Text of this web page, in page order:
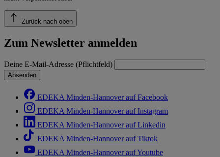
Zurück nach oben
Zum Newsletter anmelden
Deine E-Mail-Adresse (Pflichtfeld)
Absenden
EDEKA Minden-Hannover auf Facebook
EDEKA Minden-Hannover auf Instagram
EDEKA Minden-Hannover auf Linkedin
EDEKA Minden-Hannover auf Tiktok
EDEKA Minden-Hannover auf Youtube